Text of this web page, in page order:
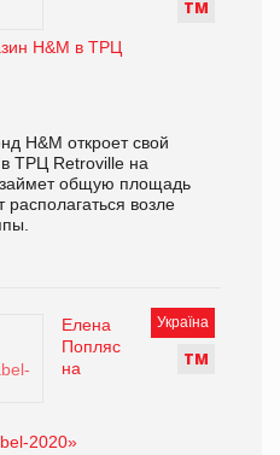
ТМ
H&M в ТРЦ
H&M откроет свой
ТРЦ Retroville на
общую площадь
возле
Україна
ТМ
Елена
Попляс
на
2020»